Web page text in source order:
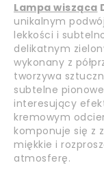
Lampa wisząca
unikalnym
lekkości i
delikatnym
wykonany z
tworzywa
subtelne
interesujący
kremowym
komponuje się z
miękkie i
atmosferę.